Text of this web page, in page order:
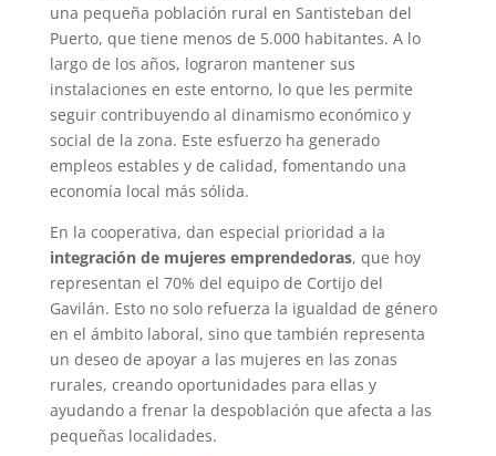
una pequeña población rural en Santisteban del
Puerto, que tiene menos de 5.000 habitantes. A lo
largo de los años, lograron mantener sus
instalaciones en este entorno, lo que les permite
seguir contribuyendo al dinamismo económico y
social de la zona. Este esfuerzo ha generado
empleos estables y de calidad, fomentando una
economía local más sólida.
En la cooperativa, dan especial prioridad a la
integración de mujeres emprendedoras, que hoy
representan el 70% del equipo de Cortijo del
Gavilán. Esto no solo refuerza la igualdad de género
en el ámbito laboral, sino que también representa
un deseo de apoyar a las mujeres en las zonas
rurales, creando oportunidades para ellas y
ayudando a frenar la despoblación que afecta a las
pequeñas localidades.